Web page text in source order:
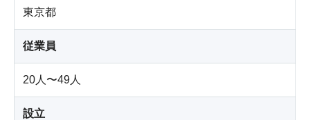
東京都
従業員
20人〜49人
設立